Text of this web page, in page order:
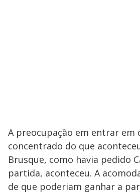
A preocupação em entrar em
concentrado do que
Brusque, como havia pedido
partida, aconteceu. A
de que poderiam ganhar a